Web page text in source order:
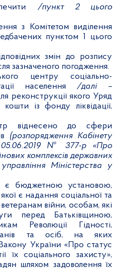
/пункт 2 цього
з Комітетом виділення
пунктом 1 цього
змін до розпису
зазначеного погодження.
центру соціально-
населення /далі –
реконструкції якого Уряд
із фонду ліквідації,
віднесено до сфери
(розпорядження Кабінету
05.06.2019 № 377-р «Про
комплексів державних
Міністерства у
є бюджетною установою,
є надання соціальної та
війни, особам, які
перед Батьківщиною,
Революції Гідності,
та осіб, на яких
України «Про статус
їх соціального захисту»,
шляхом задоволення їх